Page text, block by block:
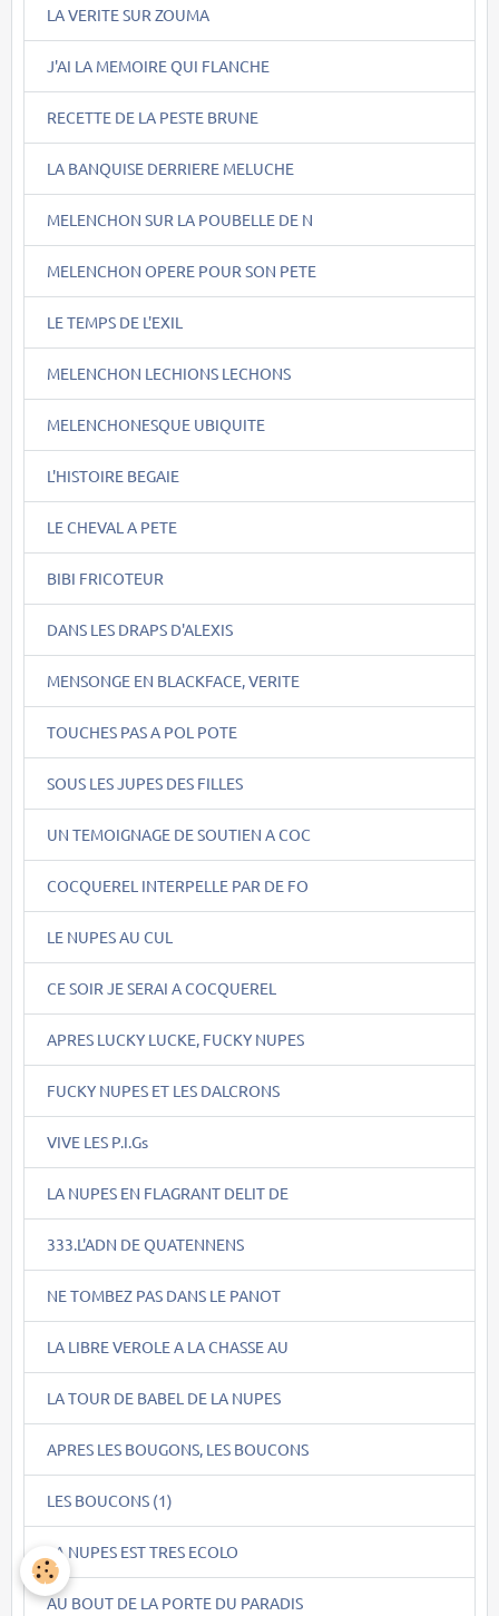
LA VERITE SUR ZOUMA
J'AI LA MEMOIRE QUI FLANCHE
RECETTE DE LA PESTE BRUNE
LA BANQUISE DERRIERE MELUCHE
MELENCHON SUR LA POUBELLE DE N
MELENCHON OPERE POUR SON PETE
LE TEMPS DE L'EXIL
MELENCHON LECHIONS LECHONS
MELENCHONESQUE UBIQUITE
L'HISTOIRE BEGAIE
LE CHEVAL A PETE
BIBI FRICOTEUR
DANS LES DRAPS D'ALEXIS
MENSONGE EN BLACKFACE, VERITE
TOUCHES PAS A POL POTE
SOUS LES JUPES DES FILLES
UN TEMOIGNAGE DE SOUTIEN A COC
COCQUEREL INTERPELLE PAR DE FO
LE NUPES AU CUL
CE SOIR JE SERAI A COCQUEREL
APRES LUCKY LUCKE, FUCKY NUPES
FUCKY NUPES ET LES DALCRONS
VIVE LES P.I.Gs
LA NUPES EN FLAGRANT DELIT DE
333.L'ADN DE QUATENNENS
NE TOMBEZ PAS DANS LE PANOT
LA LIBRE VEROLE A LA CHASSE AU
LA TOUR DE BABEL DE LA NUPES
APRES LES BOUGONS, LES BOUCONS
LES BOUCONS (1)
LA NUPES EST TRES ECOLO
AU BOUT DE LA PORTE DU PARADIS